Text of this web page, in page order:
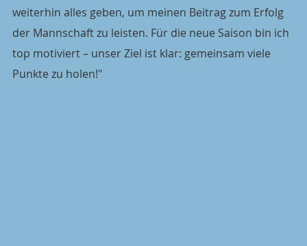
weiterhin alles geben, um meinen Beitrag zum Erfolg
der Mannschaft zu leisten. Für die neue Saison bin ich
top motiviert – unser Ziel ist klar: gemeinsam viele
Punkte zu holen!"